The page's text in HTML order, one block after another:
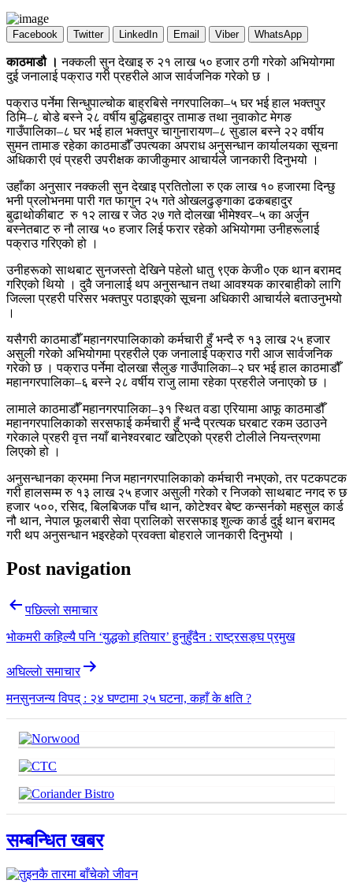
Facebook Twitter LinkedIn Email Viber WhatsApp
काठमाडौ । नक्कली सुन देखाइ रु २१ लाख ५० हजार ठगी गरेको अभियोगमा
दुई जनालाई पक्राउ गरी प्रहरीले आज सार्वजनिक गरेको छ ।
पक्राउ पर्नेमा सिन्धुपाल्चोक बाह्रबिसे नगरपालिका–५ घर भई हाल भक्तपुर
ठिमि–८ बोडे बस्ने २८ वर्षीय बुद्धिबहादुर तामाङ तथा नुवाकोट मेगङ
गाउँपालिका–८ घर भई हाल भक्तपुर चागुनारायण–८ सुडाल बस्ने २२ वर्षीय
सुमन तामाङ रहेका काठमाडौँ उपत्यका अपराध अनुसन्धान कार्यालयका सूचना
अधिकारी एवं प्रहरी उपरीक्षक काजीकुमार आचार्यले जानकारी दिनुभयो ।
उहाँका अनुसार नक्कली सुन देखाइ प्रतितोला रु एक लाख १० हजारमा दिन्छु
भनी प्रलोभनमा पारी गत फागुन २५ गते ओखलढुङ्गाका ढकबहादुर
बुढाथोकीबाट रु १२ लाख र जेठ २७ गते दोलखा भीमेश्वर–५ का अर्जुन
बस्नेतबाट रु नौ लाख ५० हजार लिई फरार रहेको अभियोगमा उनीहरूलाई
पक्राउ गरिएको हो ।
उनीहरूको साथबाट सुनजस्तो देखिने पहेलो धातु ९एक केजी० एक थान बरामद
गरिएको थियो । दुवै जनालाई थप अनुसन्धान तथा आवश्यक कारबाहीको लागि
जिल्ला प्रहरी परिसर भक्तपुर पठाइएको सूचना अधिकारी आचार्यले बताउनुभयो
।
यसैगरी काठमाडौँ महानगरपालिकाको कर्मचारी हुँ भन्दै रु १३ लाख २५ हजार
असुली गरेको अभियोगमा प्रहरीले एक जनालाई पक्राउ गरी आज सार्वजनिक
गरेको छ । पक्राउ पर्नेमा दोलखा सैलुङ गाउँपालिका–२ घर भई हाल काठमाडौँ
महानगरपालिका–६ बस्ने २८ वर्षीय राजु लामा रहेका प्रहरीले जनाएको छ ।
लामाले काठमाडौँ महानगरपालिका–३१ स्थित वडा एरियामा आफू काठमाडौँ
महानगरपालिकाको सरसफाई कर्मचारी हुँ भन्दै प्रत्यक घरबाट रकम उठाउने
गरेकाले प्रहरी वृत्त नयाँ बानेश्वरबाट खटिएको प्रहरी टोलीले नियन्त्रणमा
लिएको हो ।
अनुसन्धानका क्रममा निज महानगरपालिकाको कर्मचारी नभएको, तर पटकपटक
गरी हालसम्म रु १३ लाख २५ हजार असुली गरेको र निजको साथबाट नगद रु छ
हजार ५००, रसिद, बिलबिजक पाँच थान, कोटेश्वर बेष्ट कन्सर्नको महसुल कार्ड
नौ थान, नेपाल फूलबारी सेवा प्रालिको सरसफाइ शुल्क कार्ड दुई थान बरामद
गरी थप अनुसन्धान भइरहेको प्रवक्ता बोहराले जानकारी दिनुभयो ।
Post navigation
पछिल्लाे समाचार
भोकमरी कहिल्यै पनि ‘युद्धको हतियार’ हुनुहुँदैन : राष्ट्रसङ्घ प्रमुख
अघिल्लाे समाचार
मनसुनजन्य विपद् : २४ घण्टामा २५ घटना, कहाँ के क्षति ?
सम्बन्धित खबर